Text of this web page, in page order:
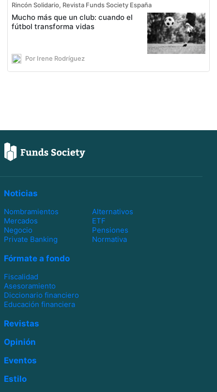
Rincón Solidario, Revista Funds Society España
Mucho más que un club: cuando el
fútbol transforma vidas
Por Irene Rodríguez
Noticias
Nombramientos
Alternativos
Mercados
ETF
Negocio
Pensiones
Private Banking
Normativa
Fórmate a fondo
Fiscalidad
Asesoramiento
Diccionario financiero
Educación financiera
Revistas
Opinión
Eventos
Estilo